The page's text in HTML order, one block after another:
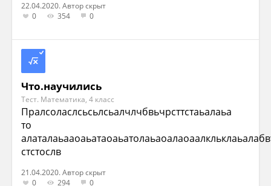
22.04.2020. Автор скрыт
0
354 0
Что.научились
Тест. Математика, 4 класс
Пралсоласлсьсьлсьалчлчбвьчрсттстаьалаьа
то
стстослв
21.04.2020. Автор скрыт
0
294 0